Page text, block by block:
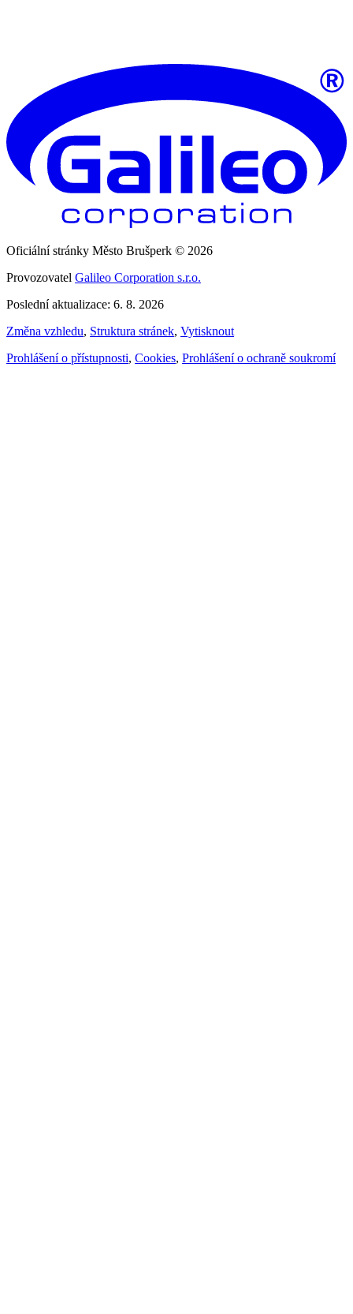
Oficiální stránky Město Brušperk © 2026
Provozovatel Galileo Corporation s.r.o.
Poslední aktualizace: 6. 8. 2026
Změna vzhledu, Struktura stránek, Vytisknout
Prohlášení o přístupnosti, Cookies, Prohlášení o ochraně soukromí